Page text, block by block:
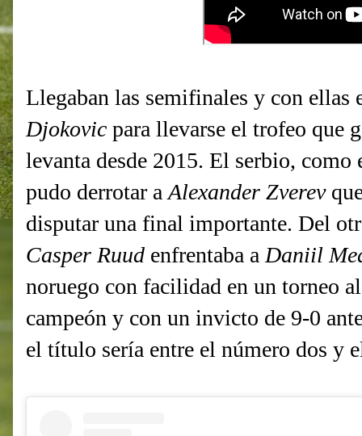
Llegaban las semifinales y con
Djokovic para llevarse el trofeo que
levanta desde 2015. El serbio, como
pudo derrotar aAlexander Zverev
disputar una final importante. Del
Casper Ruud enfrentaba aDaniil
noruego con facilidad en un torneo
campeón y con un invicto de 9-0
el título sería entre el número dos y